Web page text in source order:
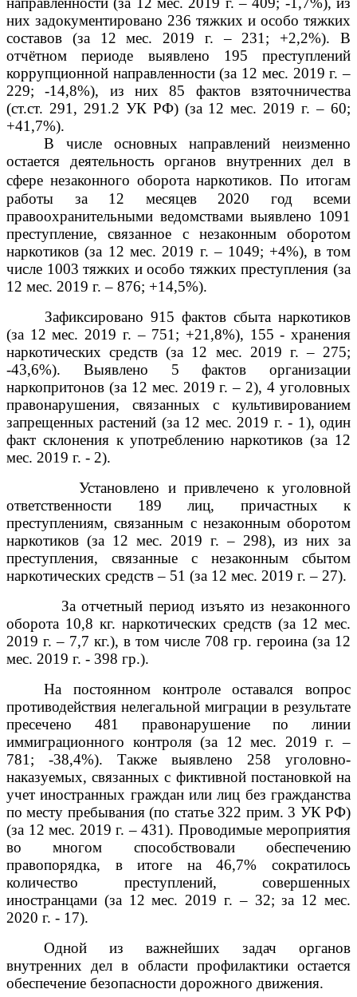
них задокументировано 236 тяжких и особо тяжких
составов (за 12 мес. 2019 г. – 231; +2,2%). В
отчётном периоде выявлено 195 преступлений
коррупционной направленности (за 12 мес. 2019 г. –
229; -14,8%), из них 85 фактов взяточничества
(ст.ст. 291, 291.2 УК РФ) (за 12 мес. 2019 г. – 60;
+41,7%).
В числе основных направлений неизменно
остается деятельность органов внутренних дел в
сфере незаконного оборота наркотиков. По итогам
работы за 12 месяцев 2020 год всеми
правоохранительными ведомствами выявлено 1091
преступление, связанное с незаконным оборотом
наркотиков (за 12 мес. 2019 г. – 1049; +4%), в том
числе 1003 тяжких и особо тяжких преступления (за
12 мес. 2019 г. – 876; +14,5%).
Зафиксировано 915 фактов сбыта наркотиков
(за 12 мес. 2019 г. – 751; +21,8%), 155 - хранения
наркотических средств (за 12 мес. 2019 г. – 275;
-43,6%). Выявлено 5 фактов организации
наркопритонов (за 12 мес. 2019 г. – 2), 4 уголовных
правонарушения, связанных с культивированием
запрещенных растений (за 12 мес. 2019 г. - 1), один
факт склонения к употреблению наркотиков (за 12
мес. 2019 г. - 2).
Установлено и привлечено к уголовной
ответственности 189 лиц, причастных к
преступлениям, связанным с незаконным оборотом
наркотиков (за 12 мес. 2019 г. – 298), из них за
преступления, связанные с незаконным сбытом
наркотических средств – 51 (за 12 мес. 2019 г. – 27).
За отчетный период изъято из незаконного
оборота 10,8 кг. наркотических средств (за 12 мес.
2019 г. – 7,7 кг.), в том числе 708 гр. героина (за 12
мес. 2019 г. - 398 гр.).
На постоянном контроле оставался вопрос
противодействия нелегальной миграции в результате
пресечено 481 правонарушение по линии
иммиграционного контроля (за 12 мес. 2019 г. –
781; -38,4%). Также выявлено 258 уголовно-
наказуемых, связанных с фиктивной постановкой на
учет иностранных граждан или лиц без гражданства
по месту пребывания (по статье 322 прим. 3 УК РФ)
(за 12 мес. 2019 г. – 431). Проводимые мероприятия
во многом способствовали обеспечению
правопорядка, в итоге на 46,7% сократилось
количество преступлений, совершенных
иностранцами (за 12 мес. 2019 г. – 32; за 12 мес.
2020 г. - 17).
Одной из важнейших задач органов
внутренних дел в области профилактики остается
обеспечение безопасности дорожного движения.